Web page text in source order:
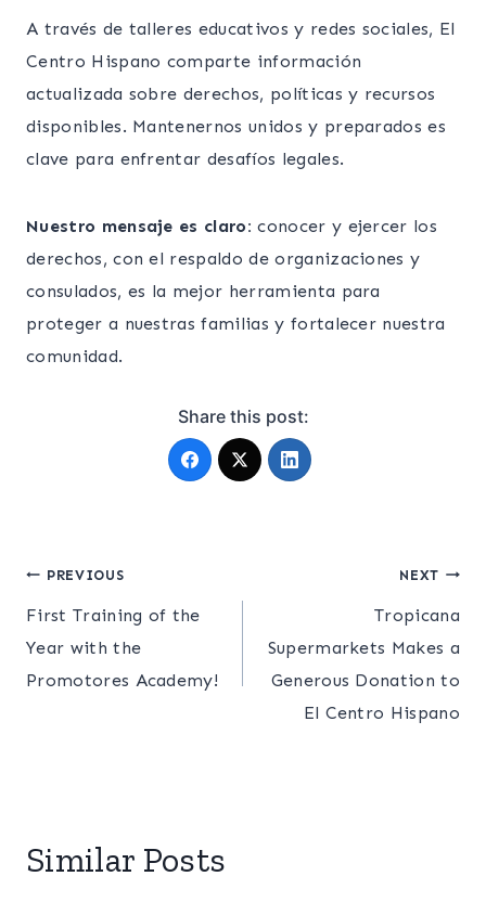
A través de talleres educativos y redes sociales, El
Centro Hispano comparte información
actualizada sobre derechos, políticas y recursos
disponibles. Mantenernos unidos y preparados es
clave para enfrentar desafíos legales.
Nuestro mensaje es claro: conocer y ejercer los
derechos, con el respaldo de organizaciones y
consulados, es la mejor herramienta para
proteger a nuestras familias y fortalecer nuestra
comunidad.
Share this post:
Post
navigation
PREVIOUS
First Training of the
Year with the
Promotores Academy!
NEXT
Tropicana
Supermarkets Makes a
Generous Donation to
El Centro Hispano
Similar Posts